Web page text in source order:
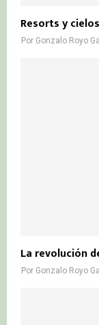
Resorts y
Por Gonzalo Royo
La revolución
Por Gonzalo Royo